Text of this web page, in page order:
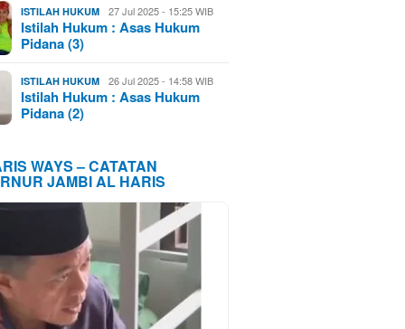
ISTILAH HUKUM 27 Jul 2025 - 15:25 WIB
Istilah Hukum : Asas Hukum
Pidana (3)
ISTILAH HUKUM 26 Jul 2025 - 14:58 WIB
Istilah Hukum : Asas Hukum
Pidana (2)
WAYS – CATATAN
JAMBI AL HARIS